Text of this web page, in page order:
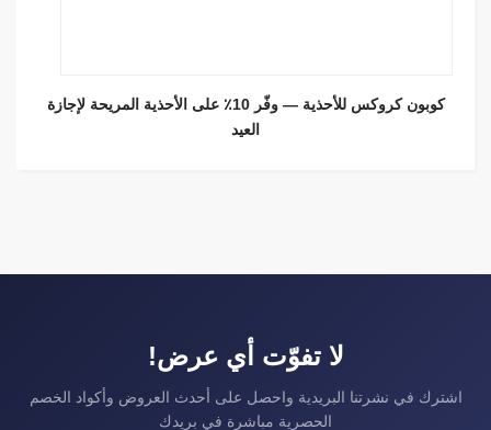
كوبون كروكس للأحذية — وفّر 10٪ على الأحذية المريحة لإجازة
العيد
لا تفوّت أي عرض!
اشترك في نشرتنا البريدية واحصل على أحدث العروض وأكواد الخصم
الحصرية مباشرة في بريدك